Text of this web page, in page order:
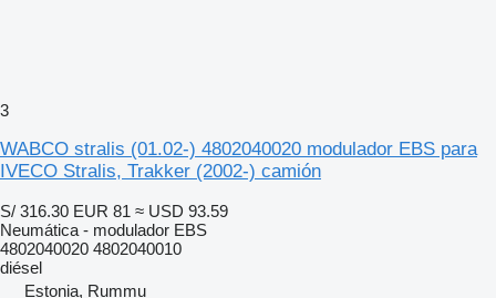
3
WABCO stralis (01.02-) 4802040020 modulador EBS para
IVECO Stralis, Trakker (2002-) camión
S/ 316.30 EUR 81 ≈ USD 93.59
Neumática - modulador EBS
4802040020 4802040010
diésel
Estonia, Rummu